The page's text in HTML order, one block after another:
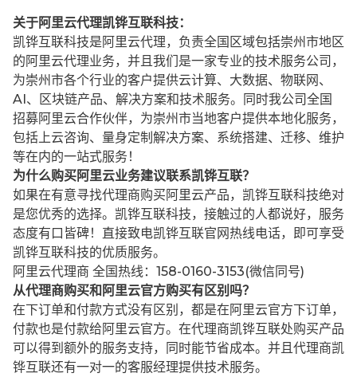
关于阿里云代理凯铧互联科技：
凯铧互联科技是阿里云代理，负责全国区域包括崇州市地区
的阿里云代理业务，并且我们是一家专业的技术服务公司，
为崇州市各个行业的客户提供云计算、大数据、物联网、
AI、区块链产品、解决方案和技术服务。同时我公司全国
招募阿里云合作伙伴，为崇州市当地客户提供本地化服务，
包括上云咨询、量身定制解决方案、系统搭建、迁移、维护
等在内的一站式服务！
为什么购买阿里云业务建议联系凯铧互联？
如果在有意寻找代理商购买阿里云产品，凯铧互联科技绝对
是您优秀的选择。凯铧互联科技，接触过的人都说好，服务
态度有口皆碑！直接致电凯铧互联官网热线电话，即可享受
凯铧互联科技的优质服务。
阿里云代理商 全国热线：158-0160-3153(微信同号)
从代理商购买和阿里云官方购买有区别吗？
在下订单和付款方式没有区别，都是在阿里云官方下订单，
付款也是付款给阿里云官方。在代理商凯铧互联处购买产品
可以得到额外的服务支持，同时能节省成本。并且代理商凯
铧互联还有一对一的客服经理提供技术服务。